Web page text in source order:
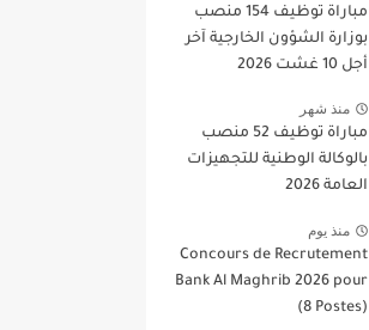
مباراة توظيف 154 منصب
بوزارة الشؤون الخارجية آخر
أجل 10 غشت 2026
منذ شهر
مباراة توظيف 52 منصب
بالوكالة الوطنية للتجهيزات
العامة 2026
منذ يوم
Concours de Recrutement
Bank Al Maghrib 2026 pour
(8 Postes)